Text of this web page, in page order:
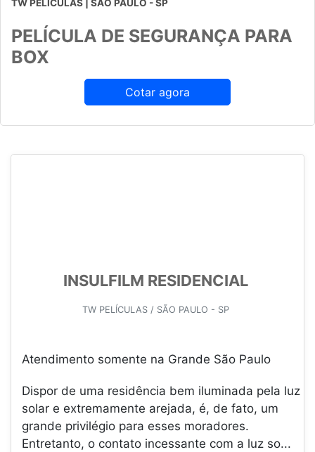
TW PELÍCULAS | SÃO PAULO - SP
PELÍCULA DE SEGURANÇA PARA
BOX
Cotar agora
INSULFILM RESIDENCIAL
TW PELÍCULAS / SÃO PAULO - SP
Atendimento somente na Grande São Paulo
Dispor de uma residência bem iluminada pela luz
solar e extremamente arejada, é, de fato, um
grande privilégio para esses moradores.
Entretanto, o contato incessante com a luz so...